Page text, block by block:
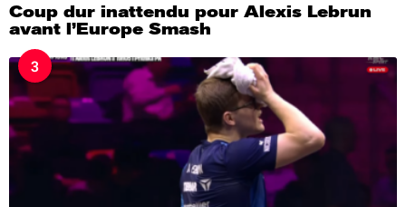
Coup dur inattendu pour Alexis Lebrun
avant l’Europe Smash
3